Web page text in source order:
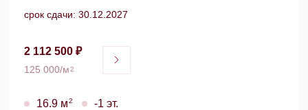
срок сдачи: 30.12.2027
2 112 500 ₽
125 000/м2
16.9 м2 -1 эт.